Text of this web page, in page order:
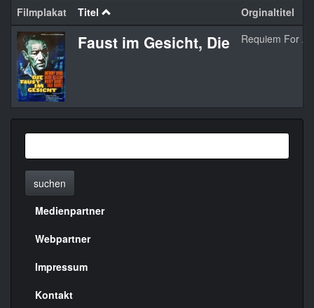
Filmplakat Titel Orginaltitel
Faust im Gesicht, Die Requiem For A
suchen
Menülinks
rechte
Seite
Medienpartner
Webpartner
Impressum
Kontakt